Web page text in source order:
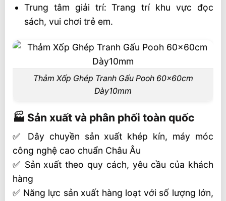
Trung tâm giải trí: Trang trí khu vực đọc
sách, vui chơi trẻ em.
Thảm Xốp Ghép Tranh Gấu Pooh 60x60cm
Dày10mm
🏭 Sản xuất và phân phối toàn quốc
✅ Dây chuyền sản xuất khép kín, máy móc
công nghệ cao chuẩn Châu Âu
✅ Sản xuất theo quy cách, yêu cầu của khách
hàng
✅ Năng lực sản xuất hàng loạt với số lượng lớn,